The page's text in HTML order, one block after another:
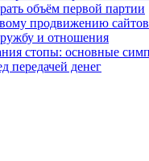
объём первой партии
продвижению сайтов
и отношения
стопы: основные
передачей денег